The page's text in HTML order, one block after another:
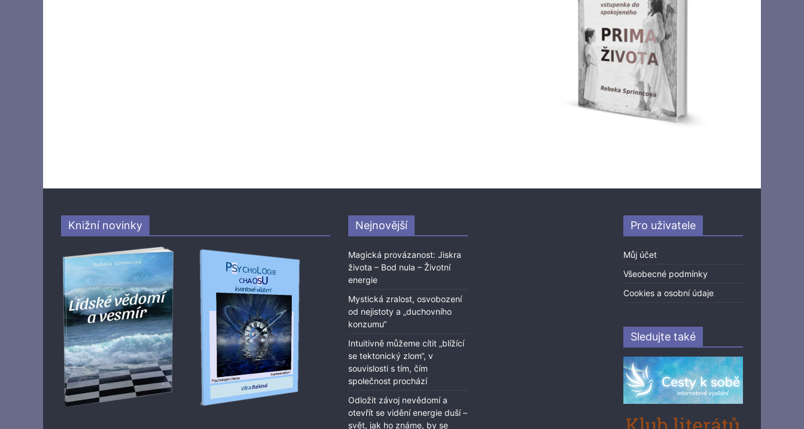
Knižní novinky Nejnovější
Magická provázanost: Jiskra
života – Bod nula – Životní
energie
Mystická zralost, osvobození
od nejistoty a „duchovního
konzumu“
Intuitivně můžeme cítit „blížící
se tektonický zlom“, v
souvislosti s tím, čím
společnost prochází
Odložit závoj nevědomí a
otevřít se vidění energie duší –
svět, jak ho známe, by se
Pro uživatele
Můj účet
Všeobecné podmínky
Cookies a osobní údaje
Sledujte také